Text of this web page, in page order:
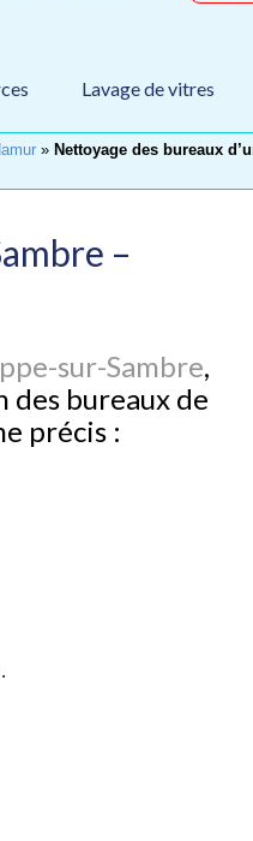
Lavage de vitres
» Nettoyage des bureaux
–
sur-Sambre,
des bureaux de
précis :